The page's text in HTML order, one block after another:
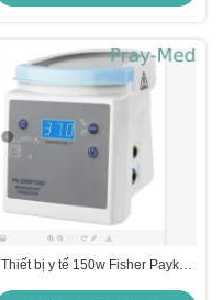
Thiết bị y tế 150w Fisher Paykel